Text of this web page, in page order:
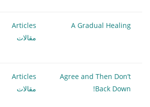
A Gradual Healing
Articles
مقالات
Agree and Then Don’t
Back Down!
Articles
مقالات